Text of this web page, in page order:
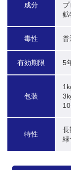
成分
鉱
毒性 普
有効期限 5
包装
特性
長
緑